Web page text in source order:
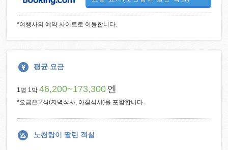
*여행사의 예약 사이트로 이동합니다.
평균 요금
1명 1박46,200~173,300 엔
*요금은 2식(저녁식사, 아침식사)을 포함합니다.
노천탕이 딸린 객실